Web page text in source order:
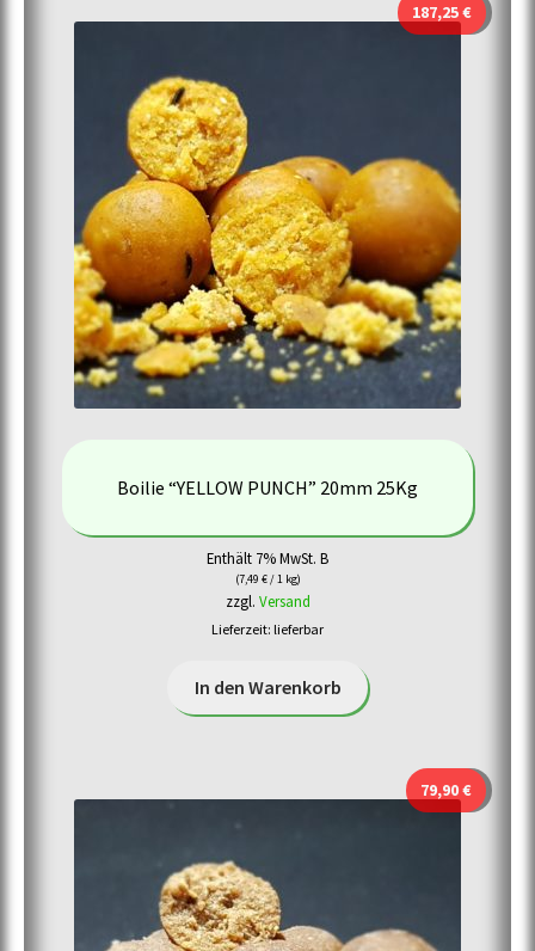
Boilie “YELLOW PUNCH” 20mm 25Kg
187,25€
Enthält 7% MwSt. B
(7,49 €/ 1 kg)
zzgl. Versand
Lieferzeit: lieferbar
In den Warenkorb
79,90€